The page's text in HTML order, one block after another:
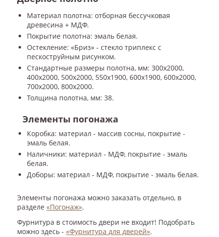
Материал полотна: отборная бессучковая
древесина + МДФ.
Покрытие полотна: эмаль белая.
Остекление: «Бриз» - стекло триплекс с
пескоструйным рисунком.
Стандартные размеры полотна, мм: 300x2000,
400x2000, 500x2000, 550x1900, 600x1900, 600x2000,
700x2000, 800x2000.
Толщина полотна, мм: 38.
Элементы погонажа
Коробка: материал - массив сосны, покрытие -
эмаль белая.
Наличники: материал - МДФ, покрытие - эмаль
белая.
Доборы: материал - МДФ, покрытие - эмаль белая.
Элементы погонажа можно заказать отдельно, в
разделе «Погонаж».
Фурнитура в стоимость двери не входит! Подобрать
можно здесь - «Фурнитура для дверей».